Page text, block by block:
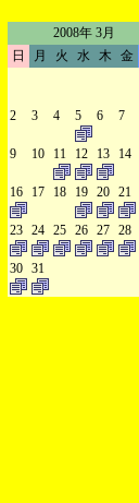
2008年 3月
日
月 火 水 木 金
2 3 4 5 6 7
9 10 11 12 13 14
16 17 18 19 20 21
23 24 25 26 27 28
30 31